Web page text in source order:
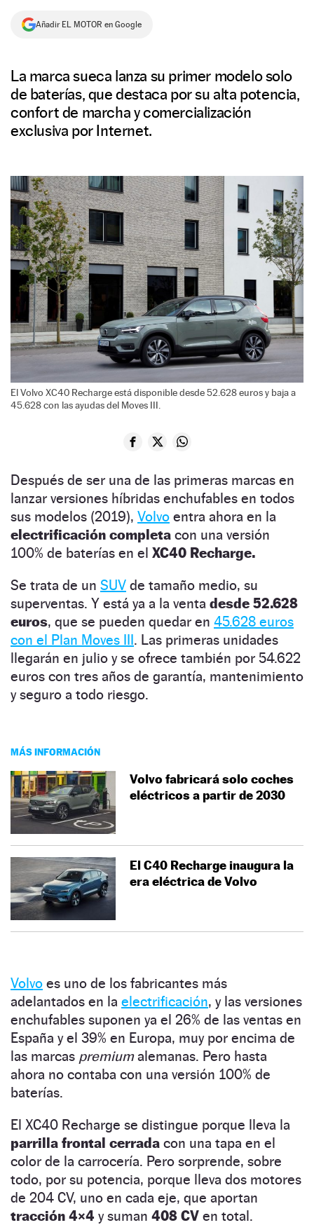
NEWSLETTER
Añadir EL MOTOR en Google
La marca sueca lanza su primer modelo solo
de baterías, que destaca por su alta potencia,
confort de marcha y comercialización
exclusiva por Internet.
El Volvo XC40 Recharge está disponible desde 52.628 euros y baja a
45.628 con las ayudas del Moves III.
Después de ser una de las primeras marcas en
lanzar versiones híbridas enchufables en todos
sus modelos (2019), Volvo entra ahora en la
electrificación completa con una versión
100% de baterías en el XC40 Recharge.
Se trata de un SUV de tamaño medio, su
superventas. Y está ya a la venta desde 52.628
euros, que se pueden quedar en 45.628 euros
con el Plan Moves III. Las primeras unidades
llegarán en julio y se ofrece también por 54.622
euros con tres años de garantía, mantenimiento
y seguro a todo riesgo.
MÁS INFORMACIÓN
Volvo fabricará solo coches
eléctricos a partir de 2030
El C40 Recharge inaugura la
era eléctrica de Volvo
Volvo es uno de los fabricantes más
adelantados en la electrificación, y las versiones
enchufables suponen ya el 26% de las ventas en
España y el 39% en Europa, muy por encima de
las marcas premiumalemanas. Pero hasta
ahora no contaba con una versión 100% de
baterías.
El XC40 Recharge se distingue porque lleva la
parrilla frontal cerrada con una tapa en el
color de la carrocería. Pero sorprende, sobre
todo, por su potencia, porque lleva dos motores
de 204 CV, uno en cada eje, que aportan
tracción 4×4 y suman 408 CV en total.